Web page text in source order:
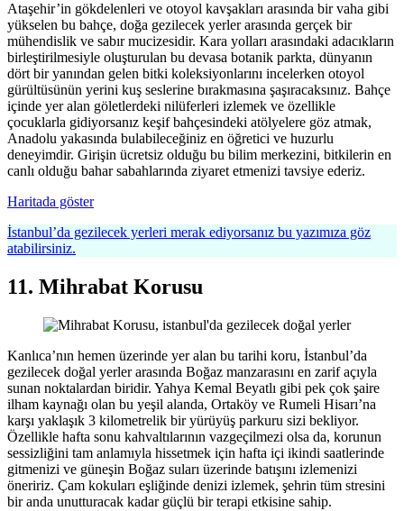
Ataşehir’in gökdelenleri ve otoyol kavşakları arasında bir vaha gibi
yükselen bu bahçe, doğa gezilecek yerler arasında gerçek bir
mühendislik ve sabır mucizesidir. Kara yolları arasındaki adacıkların
birleştirilmesiyle oluşturulan bu devasa botanik parkta, dünyanın
dört bir yanından gelen bitki koleksiyonlarını incelerken otoyol
gürültüsünün yerini kuş seslerine bırakmasına şaşıracaksınız. Bahçe
içinde yer alan göletlerdeki nilüferleri izlemek ve özellikle
çocuklarla gidiyorsanız keşif bahçesindeki atölyelere göz atmak,
Anadolu yakasında bulabileceğiniz en öğretici ve huzurlu
deneyimdir. Girişin ücretsiz olduğu bu bilim merkezini, bitkilerin en
canlı olduğu bahar sabahlarında ziyaret etmenizi tavsiye ederiz.
Haritada göster
İstanbul’da gezilecek yerleri merak ediyorsanız bu yazımıza göz
atabilirsiniz.
11. Mihrabat Korusu
Kanlıca’nın hemen üzerinde yer alan bu tarihi koru, İstanbul’da
gezilecek doğal yerler arasında Boğaz manzarasını en zarif açıyla
sunan noktalardan biridir. Yahya Kemal Beyatlı gibi pek çok şaire
ilham kaynağı olan bu yeşil alanda, Ortaköy ve Rumeli Hisarı’na
karşı yaklaşık 3 kilometrelik bir yürüyüş parkuru sizi bekliyor.
Özellikle hafta sonu kahvaltılarının vazgeçilmezi olsa da, korunun
sessizliğini tam anlamıyla hissetmek için hafta içi ikindi saatlerinde
gitmenizi ve güneşin Boğaz suları üzerinde batışını izlemenizi
öneririz. Çam kokuları eşliğinde denizi izlemek, şehrin tüm stresini
bir anda unutturacak kadar güçlü bir terapi etkisine sahip.